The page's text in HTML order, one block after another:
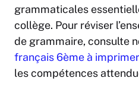
grammaticales
collège. Pour réviser
de grammaire, consulte
français 6ème à imprimer
les compétences